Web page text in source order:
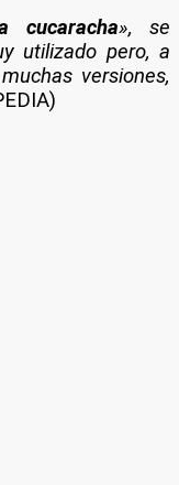
cucaracha», se
utilizado pero, a
versiones,